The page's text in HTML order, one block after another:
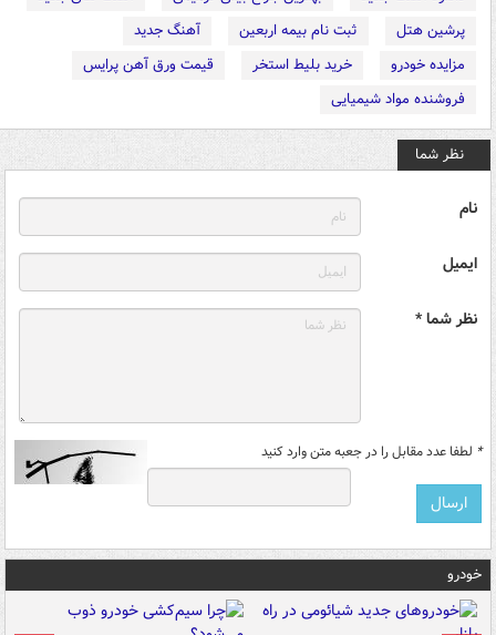
پرشین هتل
ثبت نام بیمه اربعین
آهنگ جدید
مزایده خودرو
خرید بلیط استخر
قیمت ورق آهن پرایس
فروشنده مواد شیمیایی
نظر شما
نام
ایمیل
نظر شما *
* لطفا عدد مقابل را در جعبه متن وارد کنید
خودرو